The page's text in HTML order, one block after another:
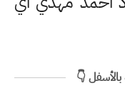
بالأسفل 👇